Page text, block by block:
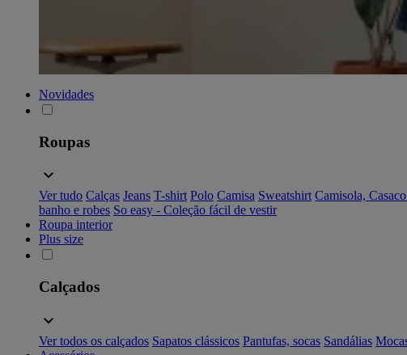
Novidades
Roupas
Ver tudo Calças Jeans T-shirt Polo Camisa Sweatshirt Camisola,
banho e robes So easy - Coleção fácil de vestir
Roupa interior
Plus size
Calçados
Ver todos os calçados Sapatos clássicos Pantufas, socas Sandálias